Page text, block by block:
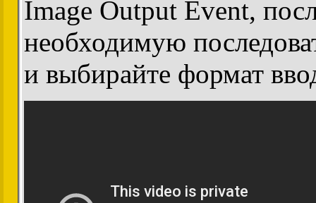
Image Output Event,
необходимую
и выбирайте формат